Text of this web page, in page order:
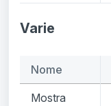
Varie
Nome
Mostra